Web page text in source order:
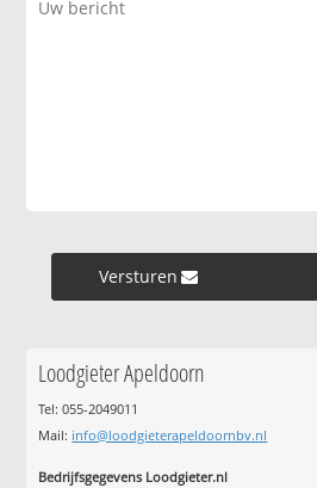
Versturen »
Loodgieter Apeldoorn
Tel: 055-2049011
Mail: info@loodgieterapeldoornbv.nl
Bedrijfsgegevens Loodgieter.nl